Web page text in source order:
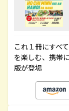
これ１冊にすべ
を楽しむ、携帯
版が登場